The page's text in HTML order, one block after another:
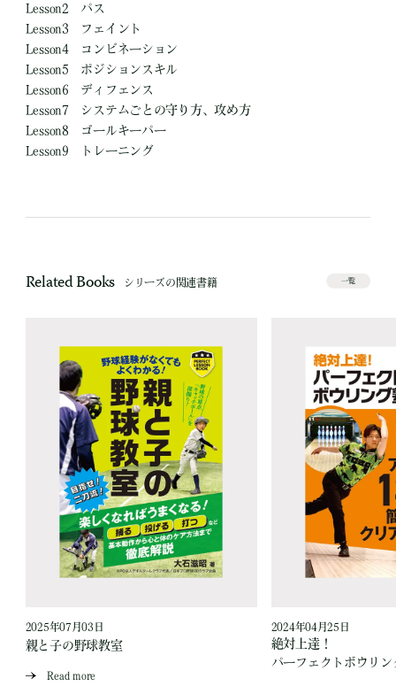
Lesson2 パス
Lesson3 フェイント
Lesson4 コンビネーション
Lesson5 ポジションスキル
Lesson6 ディフェンス
Lesson7 システムごとの守り方、攻め方
Lesson8 ゴールキーパー
Lesson9 トレーニング
Related Books シリーズの関連書籍 一覧
2025年07月03日
親と子の野球教室
Read more
2024年04月25日
絶対上達！
パーフェクトボウリン